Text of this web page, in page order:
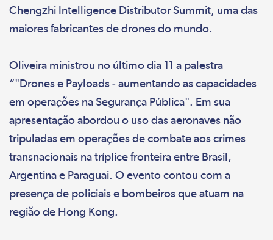
Chengzhi Intelligence Distributor Summit, uma das
maiores fabricantes de drones do mundo.
Oliveira ministrou no último dia 11 a palestra
“"Drones e Payloads - aumentando as capacidades
em operações na Segurança Pública". Em sua
apresentação abordou o uso das aeronaves não
tripuladas em operações de combate aos crimes
transnacionais na tríplice fronteira entre Brasil,
Argentina e Paraguai. O evento contou com a
presença de policiais e bombeiros que atuam na
região de Hong Kong.